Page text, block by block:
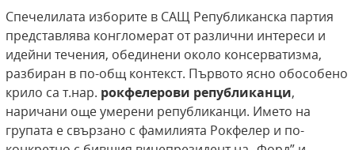
Спечелилата изборите в САЩ Републиканска партия
представлява конгломерат от различни интереси и
идейни течения, обединени около консерватизма,
разбиран в по-общ контекст. Първото ясно обособено
крило са т.нар. рокфелерови републиканци,
наричани още умерени републиканци. Името на
групата е свързано с фамилията Рокфелер и по-